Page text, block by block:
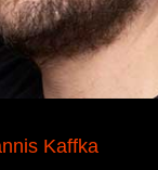
Kaffka